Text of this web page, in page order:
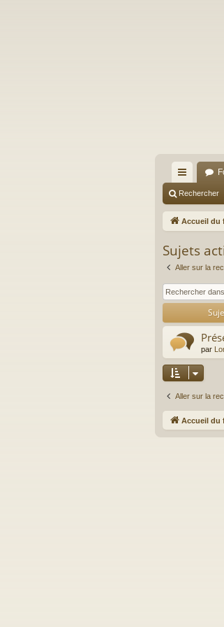
ac
co
ci
Rechercher
Accueil du
Sujets
Aller sur la
par
Aller sur la
Accueil du